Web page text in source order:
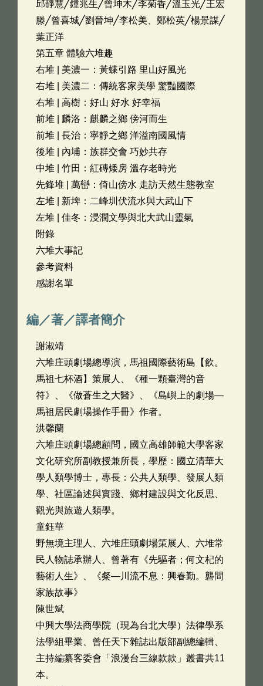
邱靜慧╱鍾兆生╱曾坤木╱李菊香╱溫玉光╱王宏
滕╱曾喜城╱劉晉坤╱李松美、鄭松英╱楊景謀╱
葉正洋
第五章 體驗六堆趣
右堆 | 美濃一：黃蝶引路 里山好風光
右堆 | 美濃二：傳統客家美學 驚豔國際
右堆 | 高樹：好山 好水 好幸福
前堆 | 麟洛：麒麟之鄉 傍河而生
前堆 | 長治：寧靜之鄉 洋溢南國風情
後堆 | 內埔：族群交會 巧妙共存
中堆 | 竹田：紅磚矮房 溫存老時光
先鋒堆 | 萬巒：倚山傍水 走訪天然生態教室
左堆 | 新埤：二峰圳伏流水與大武山下
左堆 | 佳冬：浸潤文學與北大武山靈氣
附錄
六堆大事記
參考資料
感謝名單
編／著／譯者簡介
謝淑靖
六堆庄頭劇場總導演，馬祖國際藝術島【飲。
馬祖七杯酒】策展人、《種一顆臺灣的音
符》、《做蒼生之大醫》、《島嶼上的劇場—
馬祖居民劇場操作手冊》作者。
洪馨蘭
六堆庄頭劇場總顧問，國立高雄師範大學客家
文化研究所副教授兼所長，學歷：國立清華大
學人類學博士，專長：公共人類學、發展人類
學、社區論述與實踐、鄉村建設與文化反思、
觀光與旅遊人類學。
童鈺華
野無境主理人、六堆庄頭劇場策展人、六堆常
民人物誌承辦人、曾著有《先驅者；何文杞的
藝術人生》、《粲—川流不息：興春勤。礱間
家族故事》
陳世斌
中興大學法商學院（現為台北大學）法律學系
法學組畢業、曾任天下雜誌出版部副總編輯、
主持編纂客委會「浪漫台三線款款」叢書共11
本。